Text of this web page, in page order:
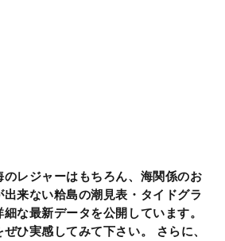
レジャーはもちろん、海関係のお
来ない粭島の潮見表・タイドグラ
な最新データを公開しています。
ひ実感してみて下さい。 さらに、